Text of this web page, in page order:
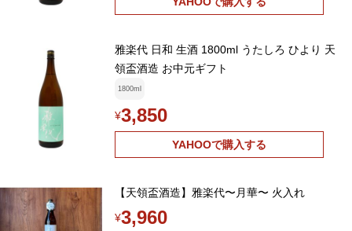
雅楽代 日和 生酒 1800ml うたしろ ひより 天
領盃酒造 お中元ギフト
1800ml
¥3,850
YAHOOで購入する
【天領盃酒造】雅楽代〜月華〜 火入れ
¥3,960